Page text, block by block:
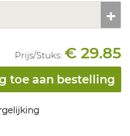
Prijs/Stuks: € 29.85
toe aan bestelling